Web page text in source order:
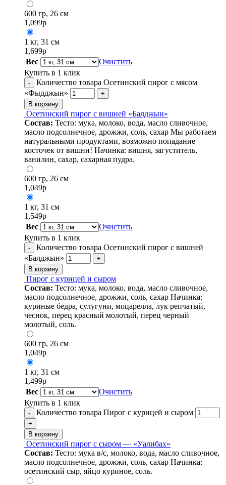
600 гр, 26 см
1,099р
1 кг, 31 см
1,699р
Вес
Очистить
Купить в 1 клик
-
Количество товара Осетинский пирог с мясом
«Фыдджын»
+
В корзину
Осетинский пирог с вишней «Балджын»
Состав: Тесто: мука, молоко, вода, масло сливочное,
масло подсолнечное, дрожжи, соль, сахар Мы работаем
натуральными продуктами, возможно попадание
косточек от вишни! Начинка: вишня, загуститель,
ванилин, сахар, сахарная пудра.
600 гр, 26 см
1,049р
1 кг, 31 см
1,549р
Вес
Очистить
Купить в 1 клик
-
Количество товара Осетинский пирог с вишней
«Балджын»
+
В корзину
Пирог с курицей и сыром
Состав: Тесто: мука, молоко, вода, масло сливочное,
масло подсолнечное, дрожжи, соль, сахар Начинка:
куриные бедра, сулугуни, моцарелла, лук репчатый,
чеснок, перец красный молотый, перец черный
молотый, соль.
600 гр, 26 см
1,049р
1 кг, 31 см
1,499р
Вес
Очистить
Купить в 1 клик
- Количество товара Пирог с курицей и сыром
+
В корзину
Осетинский пирог с сыром — «Уалибах»
Состав: Тесто: мука в/с, молоко, вода, масло сливочное,
масло подсолнечное, дрожжи, соль, сахар Начинка:
осетинский сыр, яйцо куриное, соль.